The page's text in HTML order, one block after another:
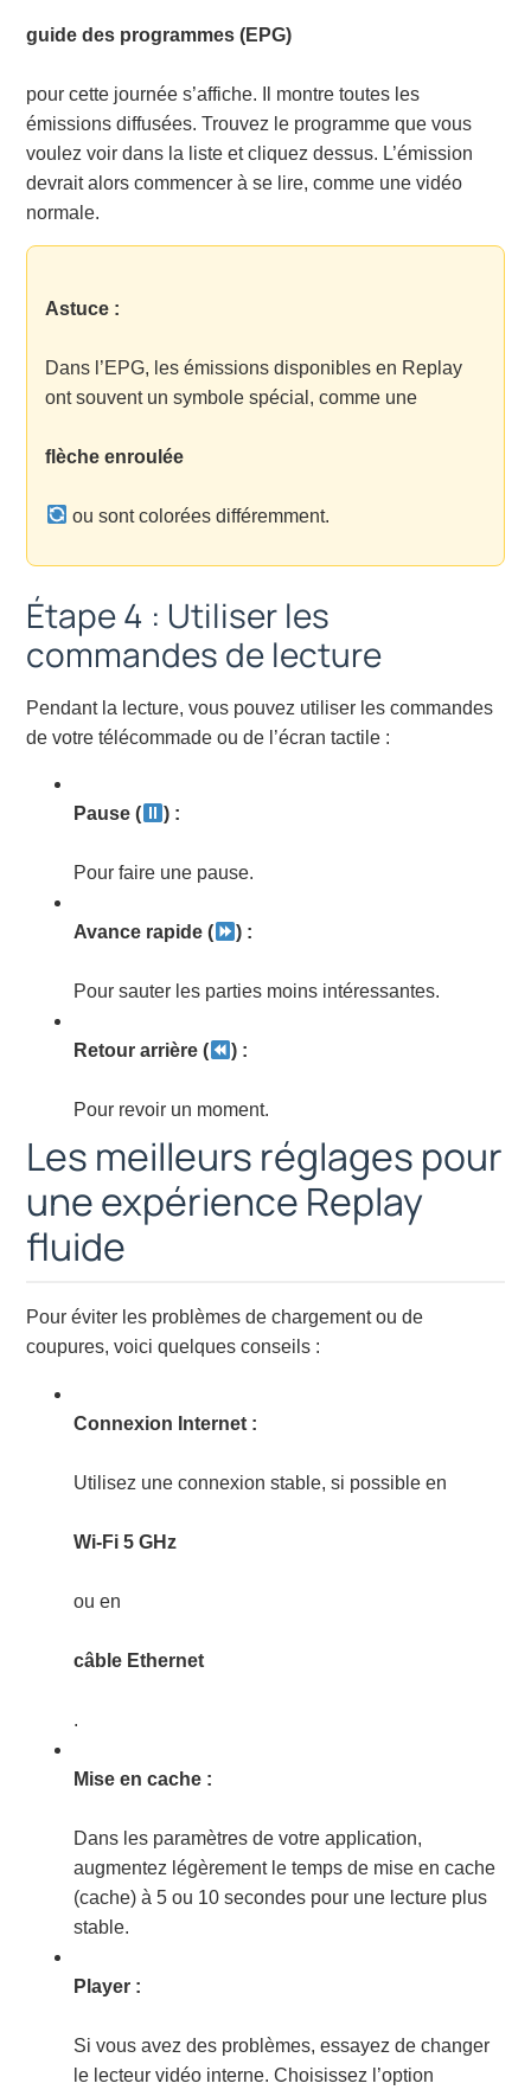
guide des programmes (EPG)
pour cette journée s’affiche. Il montre toutes les
émissions diffusées. Trouvez le programme que vous
voulez voir dans la liste et cliquez dessus. L’émission
devrait alors commencer à se lire, comme une vidéo
normale.
Astuce :
Dans l’EPG, les émissions disponibles en Replay
ont souvent un symbole spécial, comme une
flèche enroulée
ou sont colorées différemment.
Étape 4 : Utiliser les
commandes de lecture
Pendant la lecture, vous pouvez utiliser les commandes
de votre télécommade ou de l’écran tactile :
Pause ( ) :
Pour faire une pause.
Avance rapide ( ) :
Pour sauter les parties moins intéressantes.
Retour arrière ( ) :
Pour revoir un moment.
Les meilleurs réglages pour
une expérience Replay
fluide
Pour éviter les problèmes de chargement ou de
coupures, voici quelques conseils :
Connexion Internet :
Utilisez une connexion stable, si possible en
Wi-Fi 5 GHz
ou en
câble Ethernet
.
Mise en cache :
Dans les paramètres de votre application,
augmentez légèrement le temps de mise en cache
(cache) à 5 ou 10 secondes pour une lecture plus
stable.
Player :
Si vous avez des problèmes, essayez de changer
le lecteur vidéo interne. Choisissez l’option